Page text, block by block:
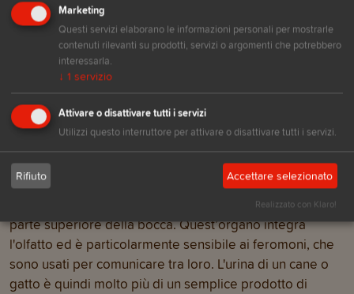
diventi aggressivo, tenetelo lontano dalle arance.
Lo stesso vale per gli oli essenziali di agrumi o prodotti
per la pulizia della casa a base di limone.
ORGANO DI JACOBSON
Cani e gatti hanno un organo olfattivo aggiuntivo,
l'organo di Jacobson (chiamato anche organo
vomeronasale). Si trova dietro gli incisivi superiori, nella
parte superiore della bocca. Quest’organo integra
l'olfatto ed è particolarmente sensibile ai feromoni, che
sono usati per comunicare tra loro. L'urina di un cane o
gatto è quindi molto più di un semplice prodotto di
Marketing
Questi servizi elaborano le informazioni personali per mostrarle
contenuti rilevanti su prodotti, servizi o argomenti che potrebbero
interessarla.
↓ 1 servizio
Attivare o disattivare tutti i servizi
Utilizzi questo interruttore per attivare o disattivare tutti i servizi.
Rifiuto Accettare selezionato
Realizzato con Klaro!